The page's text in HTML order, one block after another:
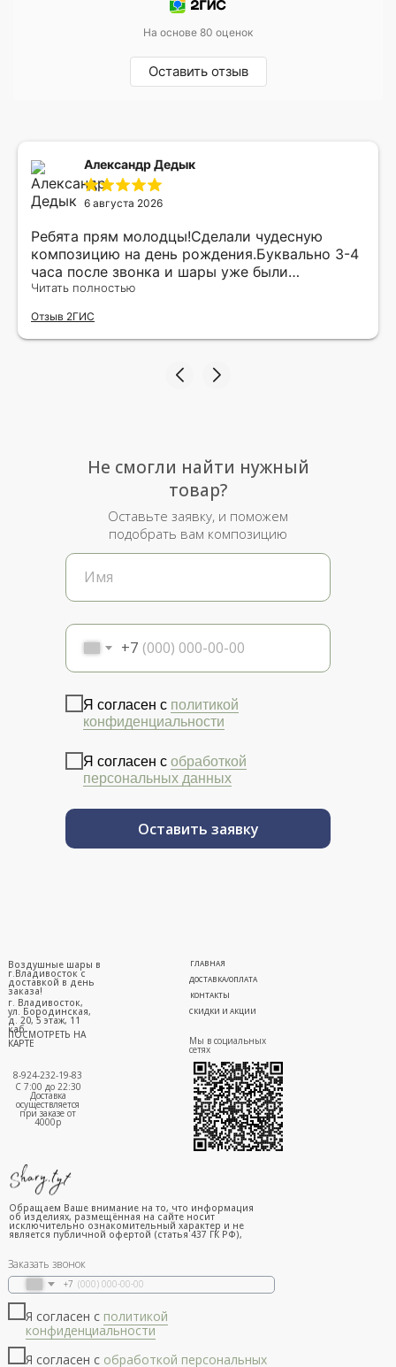
На основе 80 оценок
Оставить отзыв
Александр Дедык
6 августа 2026
Ребята прям молодцы!Сделали чудесную
композицию на день рождения.Буквально 3-4
часа после звонка и шары уже были
доставлены мне по адресу.Качество
рада.
Читать полностью
Отзыв 2ГИС
+7
Я согласен с политикой
конфиденциальности
Я согласен с обработкой
персональных данных
Оставить заявку
Не смогли найти нужный
товар?
Оставьте заявку, и поможем
подобрать вам композицию
г. Владивосток,
ул. Бородинская,
д. 20, 5 этаж, 11
каб.
ПОСМОТРЕТЬ НА
КАРТЕ
ГЛАВНАЯ
ДОСТАВКА/ОПЛАТА
СКИДКИ И АКЦИИ
КОНТАКТЫ
8-924-232-19-83
С 7:00 до 22:30
Доставка
осуществляется
при заказе от
4000р
Воздушные шары в
г.Владивосток с
доставкой в день
заказа!
Мы в социальных
сетях
Заказать звонок
+7
Я согласен с политикой
конфиденциальности
Я согласен с обработкой персональных
Обращаем Ваше внимание на то, что информация
об изделиях, размещённая на сайте носит
исключительно ознакомительный характер и не
является публичной офертой (статья 437 ГК РФ),